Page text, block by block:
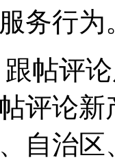
务行为
帖评
评论
自治